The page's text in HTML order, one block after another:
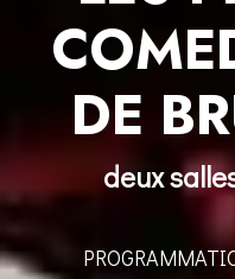
DE
deux